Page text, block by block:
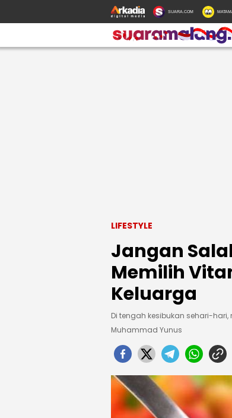
SUARA.COM
LIFESTYLE
Jangan
Memilih
Keluarga
Di tengah kesibukan sehari-
Muhammad Yunus